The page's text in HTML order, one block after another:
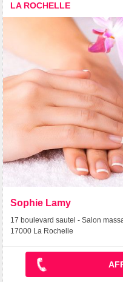
LA ROCHELLE
Sophie Lamy
17 boulevard sautel - Salon
17000 La Rochelle